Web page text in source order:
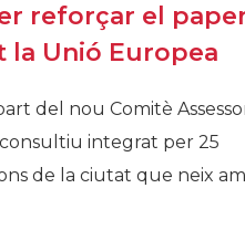
reforçar el
la Unió Europea
del nou Comitè
integrat per 25
de la ciutat que neix